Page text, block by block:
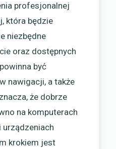
profesjonalnej
która będzie
niezbędne
oraz dostępnych
być
nawigacji, a także
że dobrze
na komputerach
urządzeniach
krokiem jest